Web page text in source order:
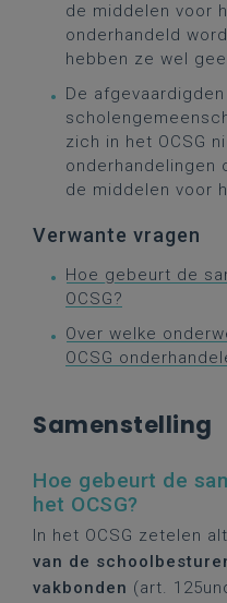
de middelen voor
onderhandeld
hebben ze wel
De
zich in het OCSG
onderhandelingen
de middelen voor
Verwante vragen
Hoe gebeurt de
OCSG?
Over welke
OCSG
Samenstelling
Hoe gebeurt de
het OCSG?
In het OCSG zetelen
van de
vakbonden (art.